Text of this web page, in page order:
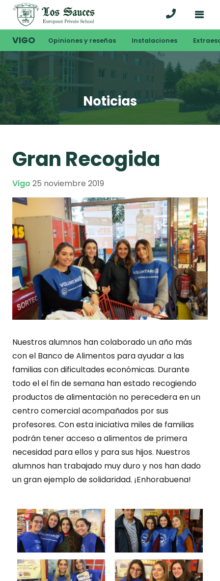
VIGO Opiniones y reseñas Instalaciones
Noticias
Gran Recogida
Vigo 25 noviembre 2019
Nuestros alumnos han colaborado un año más
con el Banco de Alimentos para ayudar a las
familias con dificultades económicas. Durante
todo el el fin de semana han estado recogiendo
productos de alimentación no perecedera en un
centro comercial acompañados por sus
profesores. Con esta iniciativa miles de familias
podrán tener acceso a alimentos de primera
necesidad para ellos y para sus hijos. Nuestros
alumnos han trabajado muy duro y nos han dado
un gran ejemplo de solidaridad. ¡Enhorabuena!